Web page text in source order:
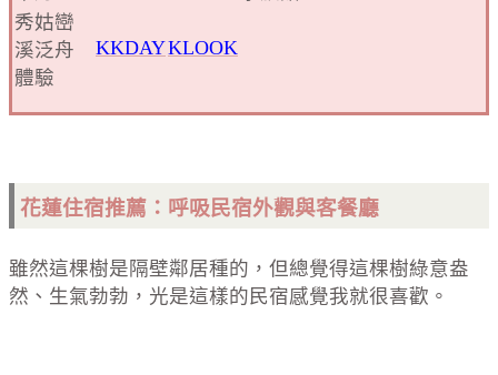
秀姑巒
溪泛舟
體驗
KKDAYKLOOK
花蓮住宿推薦：呼吸民宿外觀與客餐廳
雖然這棵樹是隔壁鄰居種的，但總覺得這棵樹綠意盎
然、生氣勃勃，光是這樣的民宿感覺我就很喜歡。